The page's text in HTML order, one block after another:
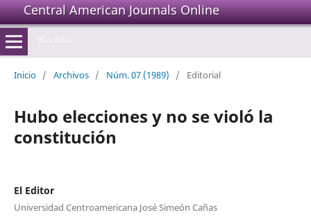
Central American Journals Online
Inicio / Archivos / Núm. 07 (1989) / Editorial
Hubo elecciones y no se violó la
constitución
El Editor
Universidad Centroamericana José Simeón Cañas